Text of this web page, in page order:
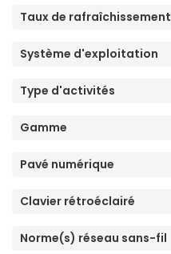
Intel Arc Graphics 130T
Intel Arc Graphics 130V
Intel Graphics
Intel UHD Graphics
NVIDIA GeForce RTX 2050
Taux de rafraîchissement
Système d'exploitation
Type d'activités
Gamme
Pavé numérique
Clavier rétroéclairé
Norme(s) réseau sans-fil